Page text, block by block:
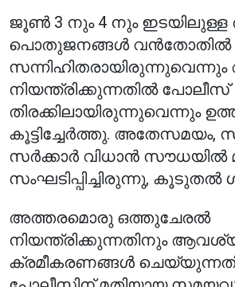
ജൂൺ 3 നും 4 നും ഇടയിലുള്ള
പൊതുജനങ്ങൾ വൻതോതിൽ
നിയന്ത്രിക്കുന്നതിൽ പോലീസ്
തിരക്കിലായിരുന്നുവെന്നും
കൂട്ടിച്ചേർത്തു. അതേസമയം,
സർക്കാർ വിധാൻ സൗധയിൽ
സംഘടിപ്പിച്ചിരുന്നു, കൂടുതൽ
അത്തരമൊരു ഒത്തുചേരൽ
നിയന്ത്രിക്കുന്നതിനും
ക്രമീകരണങ്ങൾ